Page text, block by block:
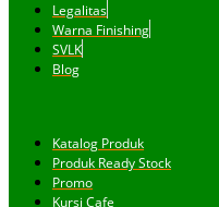
Legalitas
Warna Finishing
SVLK
Blog
Katalog Produk
Produk Ready Stock
Promo
Kursi Cafe